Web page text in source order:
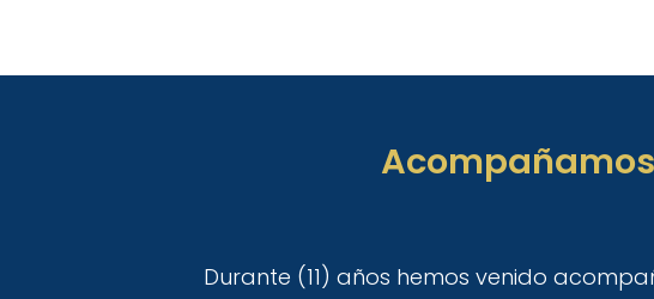
Durante (11) años hemos venido